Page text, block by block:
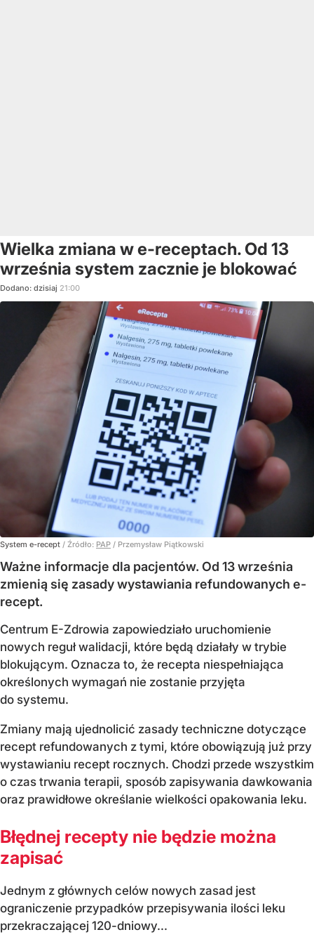
Wielka zmiana w e-receptach. Od 13
września system zacznie je blokować
Dodano: dzisiaj 21:00
System e-recept / Źródło: PAP / Przemysław Piątkowski
Ważne informacje dla pacjentów. Od 13 września
zmienią się zasady wystawiania refundowanych e-
recept.
Centrum E-Zdrowia zapowiedziało uruchomienie
nowych reguł walidacji, które będą działały w trybie
blokującym. Oznacza to, że recepta niespełniająca
określonych wymagań nie zostanie przyjęta
do systemu.
Zmiany mają ujednolicić zasady techniczne dotyczące
recept refundowanych z tymi, które obowiązują już przy
wystawianiu recept rocznych. Chodzi przede wszystkim
o czas trwania terapii, sposób zapisywania dawkowania
oraz prawidłowe określanie wielkości opakowania leku.
Błędnej recepty nie będzie można
zapisać
Jednym z głównych celów nowych zasad jest
ograniczenie przypadków przepisywania ilości leku
przekraczającej 120-dniowy...